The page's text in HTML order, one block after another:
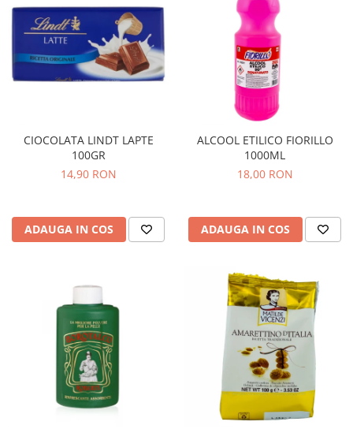
CIOCOLATA LINDT LAPTE
100GR
14,90 RON
ADAUGA IN COS
ALCOOL ETILICO FIORILLO
1000ML
18,00 RON
ADAUGA IN COS